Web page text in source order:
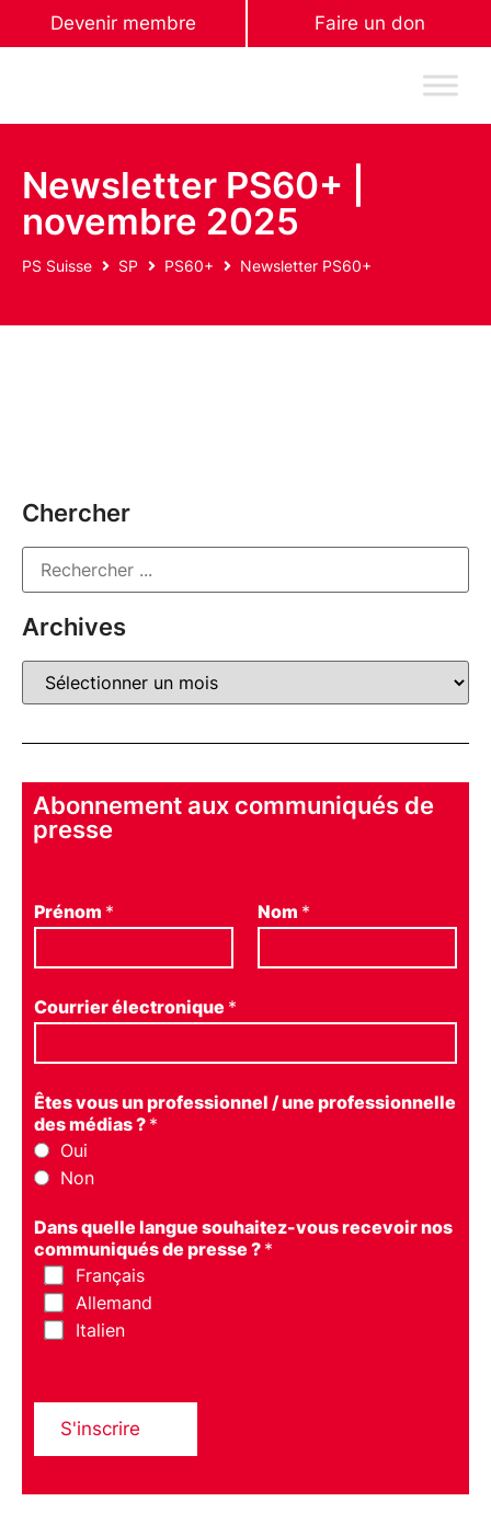
Devenir membre Faire un don
Newsletter PS60+ |
novembre 2025
PS Suisse SP PS60+ Newsletter PS60+
Chercher
Archives
Abonnement aux communiqués de
presse
Prénom * Nom *
Courrier électronique *
Êtes vous un professionnel / une professionnelle
des médias ? *
Oui
Non
Dans quelle langue souhaitez-vous recevoir nos
communiqués de presse ? *
Français
Allemand
Italien
S'inscrire